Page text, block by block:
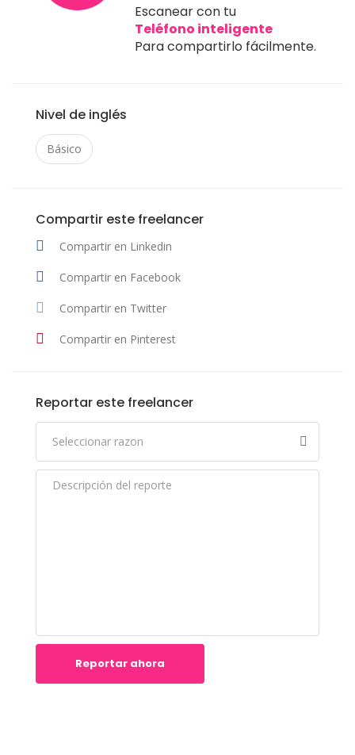
Escanear con tu
Teléfono inteligente
Para compartirlo fácilmente.
Nivel de inglés
Básico
Compartir este freelancer
Compartir en Linkedin
Compartir en Facebook
Compartir en Twitter
Compartir en Pinterest
Reportar este freelancer
Reportar ahora